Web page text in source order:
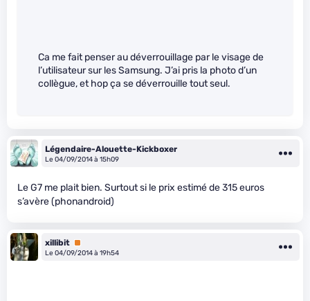
Ca me fait penser au déverrouillage par le visage de
l’utilisateur sur les Samsung. J’ai pris la photo d’un
collègue, et hop ça se déverrouille tout seul.
Légendaire-Alouette-Kickboxer
Le 04/09/2014 à 15h09
Le G7 me plait bien. Surtout si le prix estimé de 315 euros
s’avère (phonandroid)
xillibit Premium
Le 04/09/2014 à 19h54